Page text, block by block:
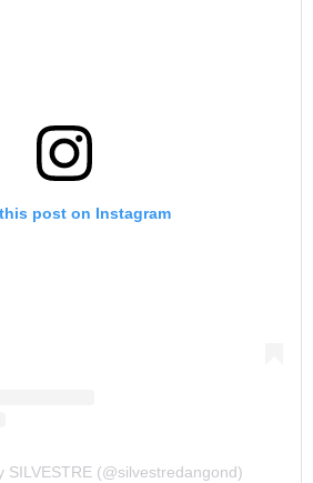
post on Instagram
SILVESTRE (@silvestredangond)